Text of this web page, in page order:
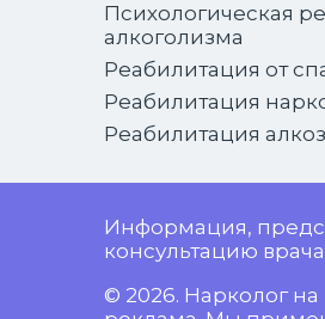
Психологическая
алкоголизма
Реабилитация от
Реабилитация
Реабилитация
Информация,
консультацию
© 2026. Нарколог